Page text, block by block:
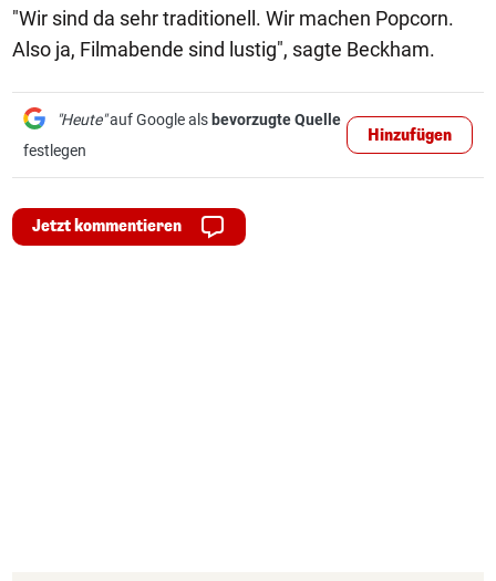
"Wir sind da sehr traditionell. Wir machen Popcorn.
Also ja, Filmabende sind lustig", sagte Beckham.
"Heute"auf Google als bevorzugte Quelle
festlegen
Hinzufügen
Jetzt kommentieren